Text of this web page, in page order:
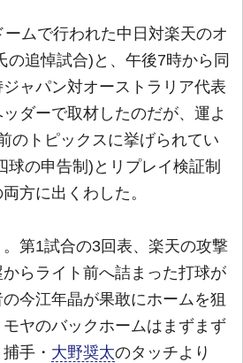
ムで行われた中日対楽天のオ
の追悼試合)と、午後7時から同
ャパン対オーストラリア代表
ダーで取材したのだが、運よ
のトピックスに挙げられてい
球の申告制)とリプレイ検証制
方に出くわした。
第1試合の3回表、楽天の攻撃
らライト前へ詰まった打球が
今江年晶が果敢にホームを狙
ヤのバックホームはまずまず
手・ 大野奨太のタッチより